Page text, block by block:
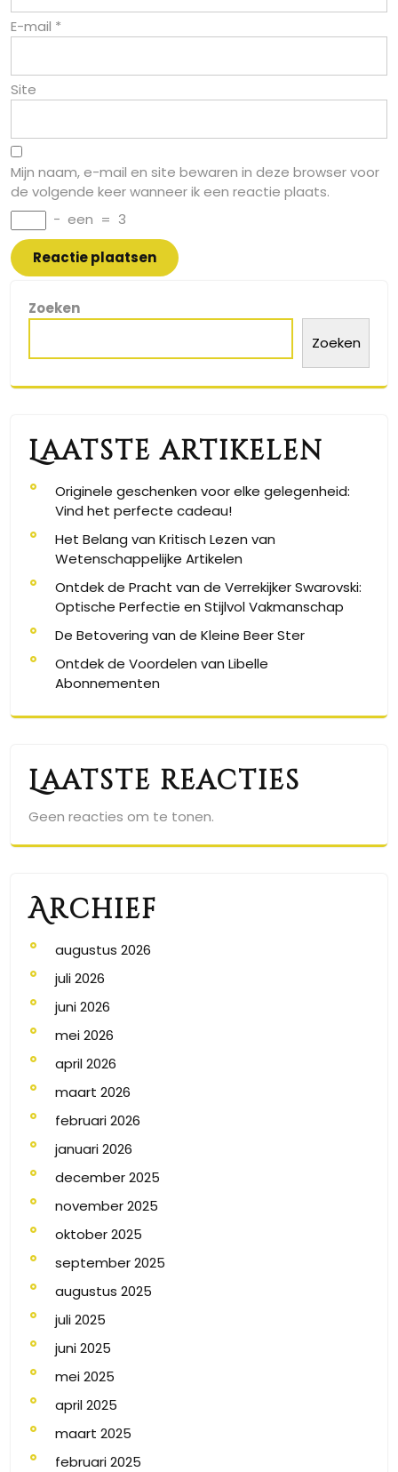
E-mail *
Site
Mijn naam, e-mail en site bewaren in deze browser voor
de volgende keer wanneer ik een reactie plaats.
− een = 3
Zoeken
Zoeken
Laatste artikelen
Originele geschenken voor elke gelegenheid:
Vind het perfecte cadeau!
Het Belang van Kritisch Lezen van
Wetenschappelijke Artikelen
Ontdek de Pracht van de Verrekijker Swarovski:
Optische Perfectie en Stijlvol Vakmanschap
De Betovering van de Kleine Beer Ster
Ontdek de Voordelen van Libelle
Abonnementen
Laatste reacties
Geen reacties om te tonen.
Archief
augustus 2026
juli 2026
juni 2026
mei 2026
april 2026
maart 2026
februari 2026
januari 2026
december 2025
november 2025
oktober 2025
september 2025
augustus 2025
juli 2025
juni 2025
mei 2025
april 2025
maart 2025
februari 2025